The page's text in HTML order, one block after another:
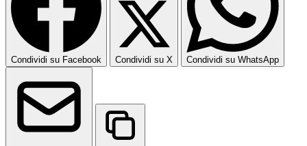
Condividi su Facebook Condividi su X Condividi su WhatsApp